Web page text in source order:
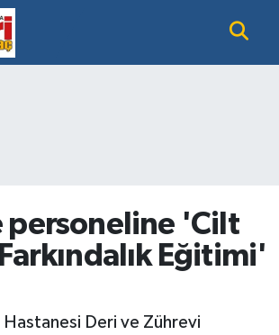
personeline 'Cilt
Eğitimi'
Deri ve Zührevi
Durumu ve Fikstür